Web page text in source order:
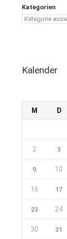
Kategorien
Kalender
M D
2 3
9 10
16 17
23 24
30 31